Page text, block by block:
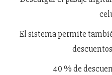
El sistema permite
40 % de